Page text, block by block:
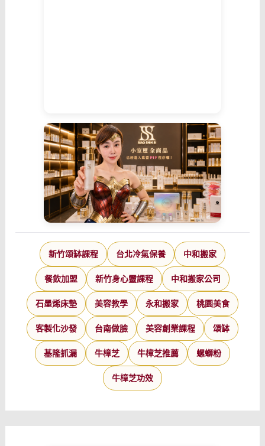
新竹頌缽課程 台北冷氣保養 中和搬家
餐飲加盟 新竹身心靈課程 中和搬家公司
石墨烯床墊 美容教學 永和搬家 桃園美食
客製化沙發 台南做臉 美容創業課程 頌缽
基隆抓漏 牛樟芝 牛樟芝推薦 螺螄粉
牛樟芝功效